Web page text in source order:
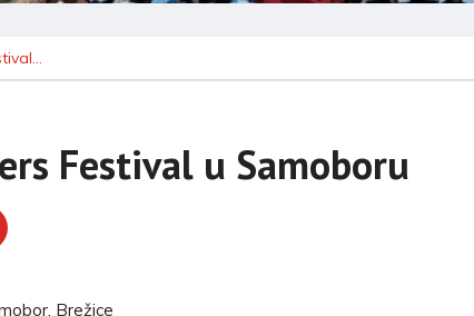
Festival u Samoboru
Brežice